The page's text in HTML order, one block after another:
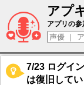
アプ
アズク
アプリの
7/23 ログイ
は復旧して